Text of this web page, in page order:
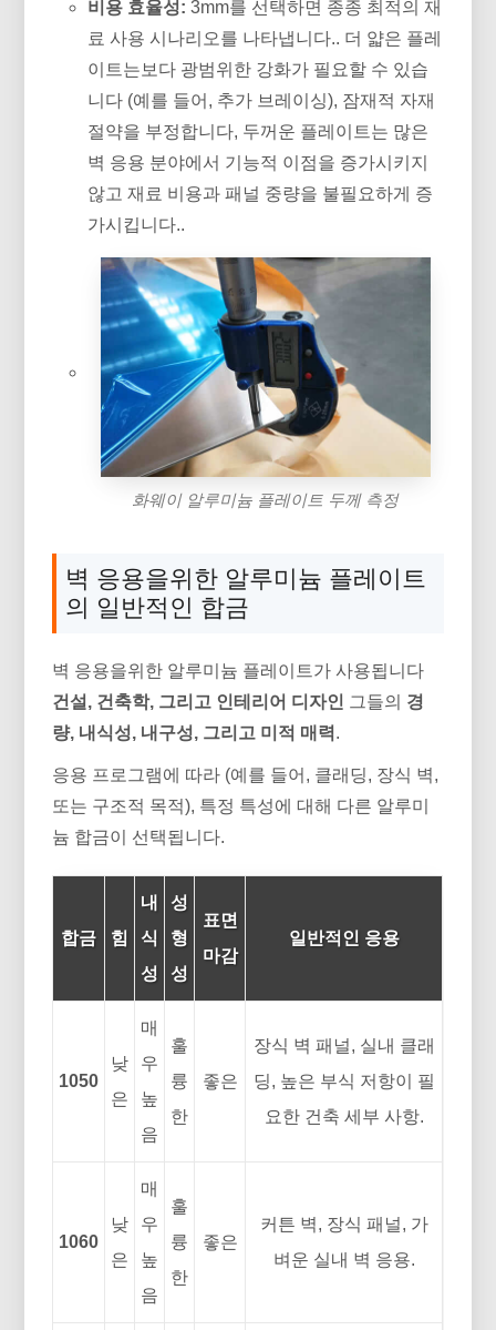
비용 효율성: 3mm를 선택하면 종종 최적의 재
료 사용 시나리오를 나타냅니다.. 더 얇은 플레
이트는보다 광범위한 강화가 필요할 수 있습
니다 (예를 들어, 추가 브레이싱), 잠재적 자재
절약을 부정합니다, 두꺼운 플레이트는 많은
벽 응용 분야에서 기능적 이점을 증가시키지
않고 재료 비용과 패널 중량을 불필요하게 증
가시킵니다..
화웨이 알루미늄 플레이트 두께 측정
벽 응용을위한 알루미늄 플레이트
의 일반적인 합금
벽 응용을위한 알루미늄 플레이트가 사용됩니다
건설, 건축학, 그리고 인테리어 디자인 그들의 경
량, 내식성, 내구성, 그리고 미적 매력 .
응용 프로그램에 따라 (예를 들어, 클래딩, 장식 벽,
또는 구조적 목적), 특정 특성에 대해 다른 알루미
늄 합금이 선택됩니다.
합금 힘
내
식
성
성
형
성
표면
마감
일반적인 응용
1050
낮
은
매
우
높
음
훌
륭
한
좋은
장식 벽 패널, 실내 클래
딩, 높은 부식 저항이 필
요한 건축 세부 사항.
1060
낮
은
매
우
높
음
훌
륭
한
좋은
커튼 벽, 장식 패널, 가
벼운 실내 벽 응용.